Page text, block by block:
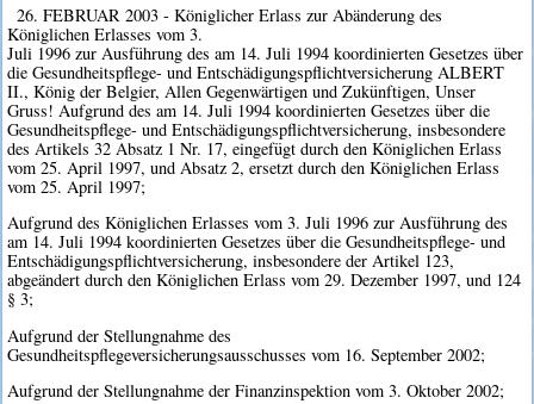
26. FEBRUAR 2003 - Königlicher Erlass zur Abänderung des
Königlichen Erlasses vom 3.
Juli 1996 zur Ausführung des am 14. Juli 1994 koordinierten Gesetzes über
die Gesundheitspflege- und Entschädigungspflichtversicherung ALBERT
II., König der Belgier, Allen Gegenwärtigen und Zukünftigen, Unser
Gruss! Aufgrund des am 14. Juli 1994 koordinierten Gesetzes über die
Gesundheitspflege- und Entschädigungspflichtversicherung, insbesondere
des Artikels 32 Absatz 1 Nr. 17, eingefügt durch den Königlichen Erlass
vom 25. April 1997, und Absatz 2, ersetzt durch den Königlichen Erlass
vom 25. April 1997;
Aufgrund des Königlichen Erlasses vom 3. Juli 1996 zur Ausführung des
am 14. Juli 1994 koordinierten Gesetzes über die Gesundheitspflege- und
Entschädigungspflichtversicherung, insbesondere der Artikel 123,
abgeändert durch den Königlichen Erlass vom 29. Dezember 1997, und 124
§ 3;
Aufgrund der Stellungnahme des
Gesundheitspflegeversicherungsausschusses vom 16. September 2002;
Aufgrund der Stellungnahme der Finanzinspektion vom 3. Oktober 2002;